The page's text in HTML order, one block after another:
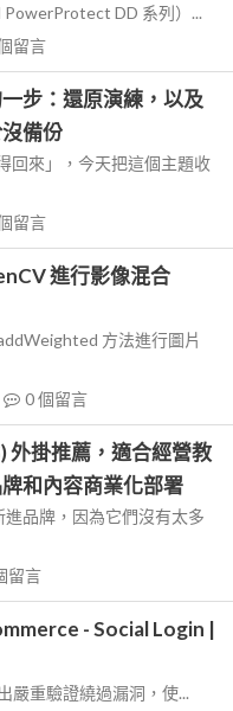
DD 系列）...
留言
步：還原演練，以及
備份
回來」，今天把這個主題收
留言
進行影像混合
方法進行圖片
0個留言
外掛推薦，適合經營教
和內容商業化部署
品牌，因為它們沒有太多
留言
- Social Login |
嚴重驗證繞過漏洞，使...